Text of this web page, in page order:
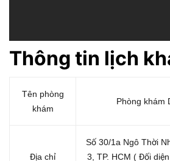
Thông tin lịch kh
Tên phòng
khám
Phòng khám
Địa chỉ
Số 30/1a Ngô Thời
3, TP. HCM ( Đối